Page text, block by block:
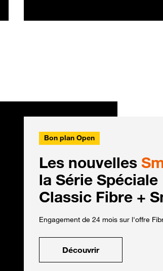
Bon plan Open
Les nouvelles
la Série
Classic Fibre +
Engagement de 24 mois sur l'offre
Découvrir